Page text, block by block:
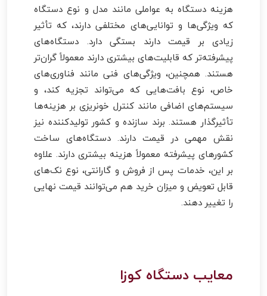
هزینه دستگاه به عواملی مانند مدل و نوع دستگاه
که ویژگی‌ها و توانایی‌های مختلفی دارند، که تأثیر
زیادی بر قیمت دارند بستگی دارد. دستگاه‌های
پیشرفته‌تر که قابلیت‌های بیشتری دارند معمولاً گران‌تر
هستند. همچنین، ویژگی‌های فنی مانند فناوری‌های
خاص، نوع بافت‌هایی که می‌تواند تجزیه کند، و
سیستم‌های اضافی مانند کنترل خونریزی بر هزینه‌ها
تأثیرگذار هستند. برند سازنده و کشور تولیدکننده نیز
نقش مهمی در قیمت دارند. دستگاه‌های ساخت
کشورهای پیشرفته معمولاً هزینه بیشتری دارند. علاوه
بر این، خدمات پس از فروش و گارانتی، نوع نک‌های
قابل تعویض و میزان خرید هم می‌توانند قیمت نهایی
را تغییر دهند.
معایب دستگاه کوزا